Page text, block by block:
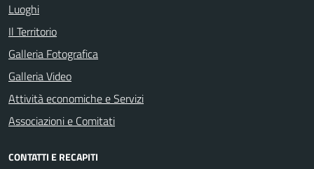
Luoghi
Il Territorio
Galleria Fotografica
Galleria Video
Attività economiche e Servizi
Associazioni e Comitati
CONTATTI E RECAPITI